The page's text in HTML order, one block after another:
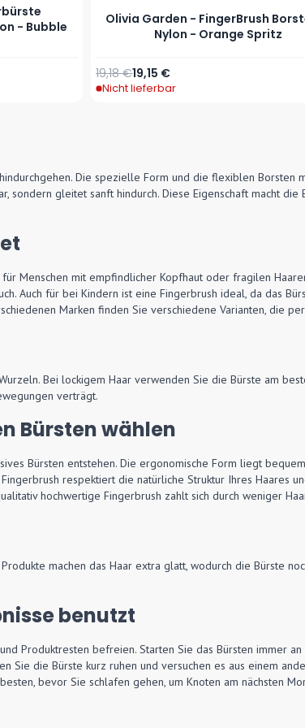
- Bubble
Olivia Garden - FingerBrush
Nylon - Orange Spritz
Sonderpreis
19,15 €
Regulärer Preis
19,18 €
Nicht lieferbar
Die spezielle Form und die flexiblen Borsten
gleitet sanft hindurch. Diese Eigenschaft macht
Menschen mit empfindlicher Kopfhaut oder fragilen
Auch für bei Kindern ist eine Fingerbrush ideal, da das
Marken finden Sie verschiedene Varianten, die
Bei lockigem Haar verwenden Sie die Bürste am
verträgt.
Bürsten wählen
Bürsten entstehen. Die ergonomische Form liegt
respektiert die natürliche Struktur Ihres Haares
hochwertige Fingerbrush zahlt sich durch weniger
machen das Haar extra glatt, wodurch die Bürste
benutzt
Produktresten befreien. Starten Sie das Bürsten immer
die Bürste kurz ruhen und versuchen es aus einem
bevor Sie schlafen gehen, um Knoten am nächsten